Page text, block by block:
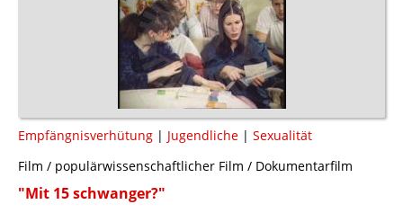
Empfängnisverhütung | Jugendliche | Sexualität
Film / populärwissenschaftlicher Film / Dokumentarfilm
"Mit 15 schwanger?"